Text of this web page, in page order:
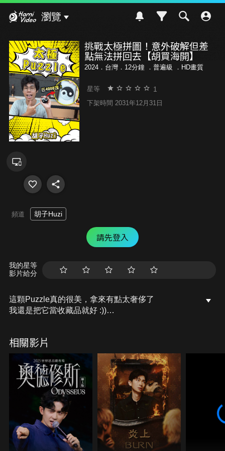
瀏覽
挑戰太極拼圖！意外破解但差
點無法拼回去【胡買海開】
2024．台灣．12分鐘 ． 普遍級 ．HD畫質
星等 1
下架時間 2031年12月31日
頻道 胡子Huzi
請先登入
我的星等
影片給分
這顆Puzzle真的很美，拿來有點太奢侈了
我還是把它當收藏品就好 :))
相關影片